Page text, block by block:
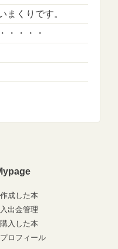
まくりです。
・・・・
作成した本
入出金管理
購入した本
プロフィール